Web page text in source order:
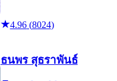
4.96(8024)
ธนพร สุธราพันธ์